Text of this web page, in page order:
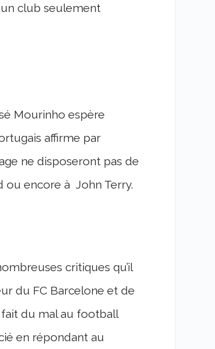
un club seulement
Mourinho espère
affirme par
ne disposeront pas de
ou encore à John Terry.
critiques qu’il
du FC Barcelone et de
fait du mal au football
en répondant au